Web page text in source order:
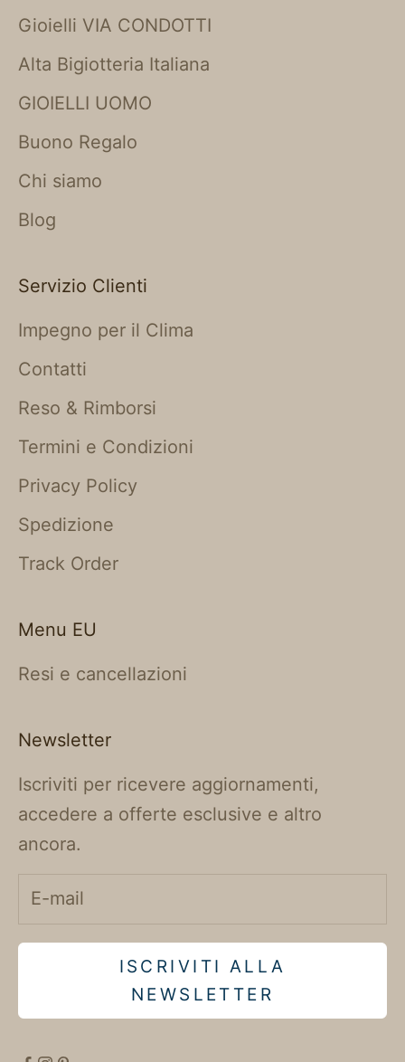
Gioielli VIA CONDOTTI
Alta Bigiotteria Italiana
GIOIELLI UOMO
Buono Regalo
Chi siamo
Blog
Servizio Clienti
Impegno per il Clima
Contatti
Reso & Rimborsi
Termini e Condizioni
Privacy Policy
Spedizione
Track Order
Menu EU
Resi e cancellazioni
Newsletter
Iscriviti per ricevere aggiornamenti,
accedere a offerte esclusive e altro
ancora.
ISCRIVITI ALLA
NEWSLETTER